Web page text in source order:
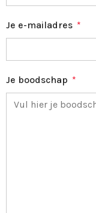
Je e-mailadres *
Je boodschap *